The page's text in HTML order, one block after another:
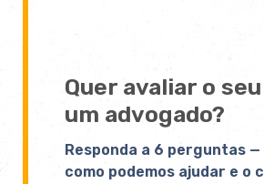
Quer avaliar o
um advogado?
Responda a 6 perguntas
como podemos ajudar e o